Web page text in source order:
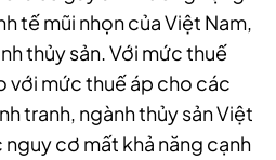
tế mũi nhọn của Việt Nam,
thủy sản. Với mức thuế
với mức thuế áp cho các
tranh, ngành thủy sản Việt
cơ mất khả năng cạnh